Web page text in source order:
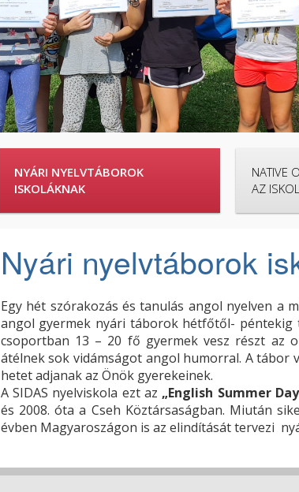
NYÁRI NYELVTÁBOROK
ISKOLÁKNAK
NATIVE
AZ
Nyári nyelvtáborok
Egy hét szórakozás és tanulás angol nyelven a
angol gyermek nyári táborok hétfőtől- péntekig
csoportban 13 – 20 fő gyermek vesz részt az
átélnek sok vidámságot angol humorral. A tábor
hetet adjanak az Önök gyerekeinek.
A SIDAS nyelviskola ezt az „English Summer
és 2008. óta a Cseh Köztársaságban. Miután
évben Magyaroszágon is az elindítását tervezi